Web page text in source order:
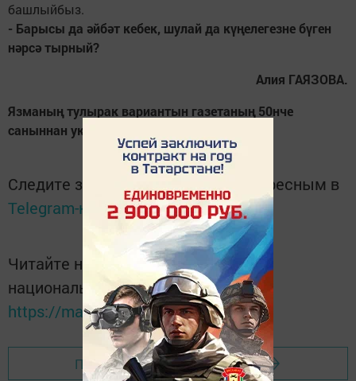
башлыйбыз.
- Барысы да әйбәт кебек, шулай да күңелегезне бүген
нәрсә тырный?
Алия ГАЯЗОВА.
Язманың тулырак вариантын газетаның 50нче
саныннан укый аласыз.
Следите за самым важным и интересным в
Telegram-каналеТатмедиа
Читайте новости Татарстана в
национальном мессенджере MАХ:
https://max.ru/tatmedia
Перейти на страницу новости